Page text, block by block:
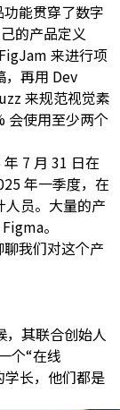
能贯穿了数字
的产品定义
来进行项
，再用 Dev
来规范视觉素
使用至少两个
7 月 31 日在
年一季度，在
员。大量的产
。
我们对这个产
其联合创始人
个“在线
长，他们都是